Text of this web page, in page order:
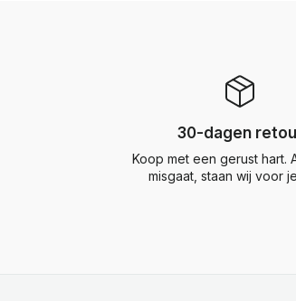
30-dagen
Koop met een gerust hart.
misgaat, staan wij voor